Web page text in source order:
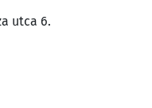
utca 6.